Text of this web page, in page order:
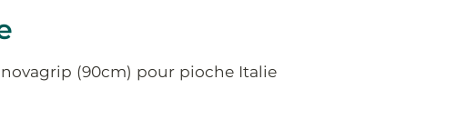
(90cm) pour pioche Italie